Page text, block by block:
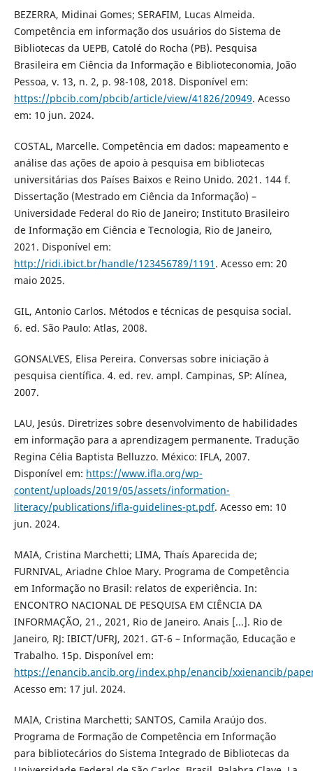
BEZERRA, Midinai Gomes; SERAFIM, Lucas Almeida.
Competência em informação dos usuários do Sistema de
Bibliotecas da UEPB, Catolé do Rocha (PB). Pesquisa
Brasileira em Ciência da Informação e Biblioteconomia, João
Pessoa, v. 13, n. 2, p. 98-108, 2018. Disponível em:
https://pbcib.com/pbcib/article/view/41826/20949. Acesso
em: 10 jun. 2024.
COSTAL, Marcelle. Competência em dados: mapeamento e
análise das ações de apoio à pesquisa em bibliotecas
universitárias dos Países Baixos e Reino Unido. 2021. 144 f.
Dissertação (Mestrado em Ciência da Informação) –
Universidade Federal do Rio de Janeiro; Instituto Brasileiro
de Informação em Ciência e Tecnologia, Rio de Janeiro,
2021. Disponível em:
http://ridi.ibict.br/handle/123456789/1191 . Acesso em: 20
maio 2025.
GIL, Antonio Carlos. Métodos e técnicas de pesquisa social.
6. ed. São Paulo: Atlas, 2008.
GONSALVES, Elisa Pereira. Conversas sobre iniciação à
pesquisa científica. 4. ed. rev. ampl. Campinas, SP: Alínea,
2007.
LAU, Jesús. Diretrizes sobre desenvolvimento de habilidades
em informação para a aprendizagem permanente. Tradução
Regina Célia Baptista Belluzzo. México: IFLA, 2007.
Disponível em: https://www.ifla.org/wp-
content/uploads/2019/05/assets/information-
literacy/publications/ifla-guidelines-pt.pdf. Acesso em: 10
jun. 2024.
MAIA, Cristina Marchetti; LIMA, Thaís Aparecida de;
FURNIVAL, Ariadne Chloe Mary. Programa de Competência
em Informação no Brasil: relatos de experiência. In:
ENCONTRO NACIONAL DE PESQUISA EM CIÊNCIA DA
INFORMAÇÃO, 21., 2021, Rio de Janeiro. Anais [...]. Rio de
Janeiro, RJ: IBICT/UFRJ, 2021. GT-6 – Informação, Educação e
Trabalho. 15p. Disponível em:
https://enancib.ancib.org/index.php/enancib/xxienancib/
Acesso em: 17 jul. 2024.
MAIA, Cristina Marchetti; SANTOS, Camila Araújo dos.
Programa de Formação de Competência em Informação
para bibliotecários do Sistema Integrado de Bibliotecas da